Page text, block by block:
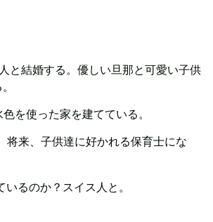
と結婚する。優しい旦那と可愛い子供
を使った家を建てている。
将来、子供達に好かれる保育士にな
るのか？スイス人と。